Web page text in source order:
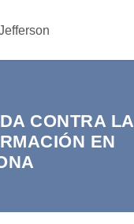
CONTRA LA
EN